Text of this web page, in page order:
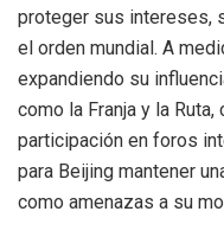
proteger sus intereses,
el orden mundial. A
expandiendo su
como la Franja y la
participación en foros
para Beijing mantener
como amenazas a su